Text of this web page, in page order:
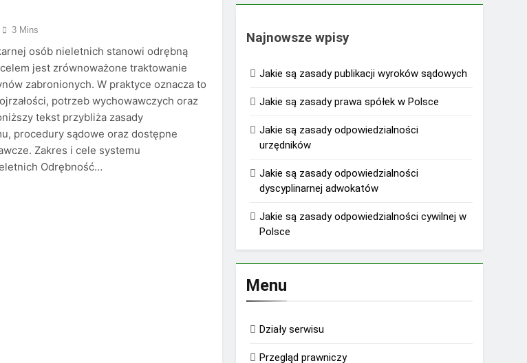
3 Mins
osób nieletnich stanowi odrębną
jest zrównoważone traktowanie
zabronionych. W praktyce oznacza to
potrzeb wychowawczych oraz
tekst przybliża zasady
procedury sądowe oraz dostępne
Zakres i cele systemu
Odrębność…
Najnowsze wpisy
Jakie są zasady publikacji wyroków sądowych
Jakie są zasady prawa spółek w Polsce
Jakie są zasady odpowiedzialności
urzędników
Jakie są zasady odpowiedzialności
dyscyplinarnej adwokatów
Jakie są zasady odpowiedzialności cywilnej w
Polsce
Menu
Działy serwisu
Przegląd prawniczy